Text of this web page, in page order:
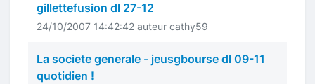
gillettefusion dl 27-12
24/10/2007 14:42:42 auteur cathy59
La societe generale - jeusgbourse dl 09-11
quotidien !